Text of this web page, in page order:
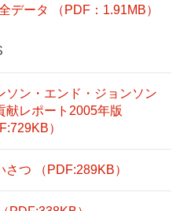
ータ （PDF：1.91MB）
ソン・エンド・ジョンソン
献レポート2005年版
）
さつ （PDF:289KB）